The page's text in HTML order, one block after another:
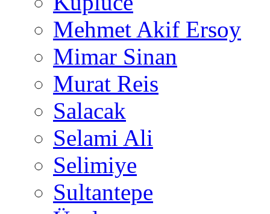
Mehmet Akif Ersoy
Mimar Sinan
Murat Reis
Salacak
Selami Ali
Selimiye
Sultantepe